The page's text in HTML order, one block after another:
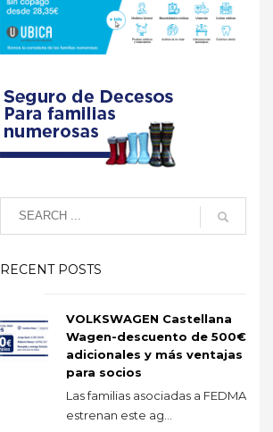
RECENT POSTS
VOLKSWAGEN Castellana
Wagen-descuento de 500€
adicionales y más ventajas
para socios
Las familias asociadas a FEDMA
estrenan este ag...